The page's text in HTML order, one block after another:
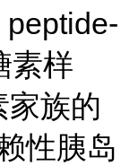
素样
家族的
性胰岛